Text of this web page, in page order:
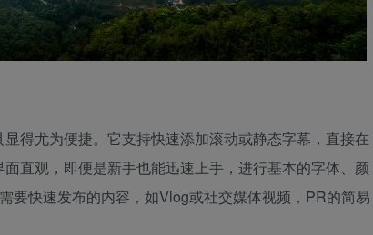
得尤为便捷。它支持快速添加滚动或静态字幕，直接在
直观，即便是新手也能迅速上手，进行基本的字体、颜
要快速发布的内容，如Vlog或社交媒体视频，PR的简易